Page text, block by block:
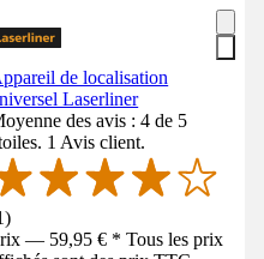
de localisation
Laserliner
des avis : 4 de 5
1 Avis client.
)
— 59,95 € * Tous les prix